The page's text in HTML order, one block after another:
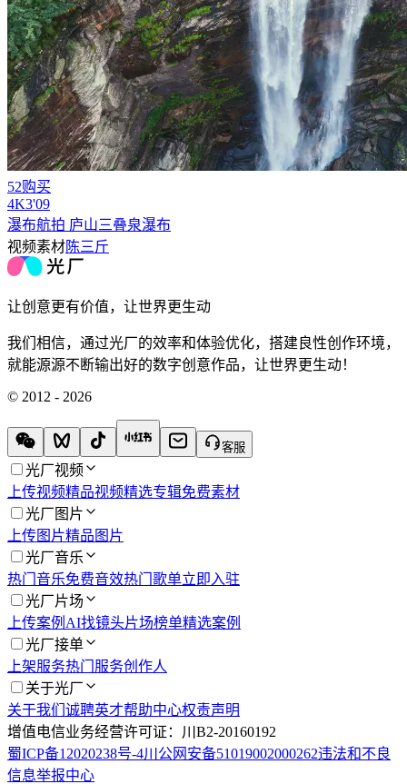
52购买
4K3'09
瀑布航拍 庐山三叠泉瀑布
视频素材陈三斤
让创意更有价值，让世界更生动
我们相信，通过光厂的效率和体验优化，搭建良性创作环境，
就能源源不断输出好的数字创意作品，让世界更生动！
© 2012 - 2026
客服
光厂视频
上传视频精品视频精选专辑免费素材
光厂图片
上传图片精品图片
光厂音乐
热门音乐免费音效热门歌单立即入驻
光厂片场
上传案例 AI找镜头片场榜单精选案例
光厂接单
上架服务热门服务创作人
关于光厂
关于我们 诚聘英才帮助中心权责声明
增值电信业务经营许可证：川B2-20160192
蜀ICP备12020238号-4川公网安备51019002000262违法和不良
信息举报中心